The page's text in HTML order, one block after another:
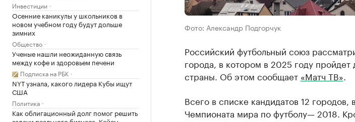
Инвестиции
Осенние каникулы у школьников в
новом учебном году будут дольше
зимних
Общество
Ученые нашли неожиданную связь
между кофе и здоровьем печени
Подписка на РБК
NYT узнала, какого лидера Кубы ищут
США
Политика
Как облигационный долг помог решить
Фото: Александр Подгорчук
Российский футбольный союз
города, в котором в 2025 году
страны. Об этом сообщает «Матч ТВ»
Всего в списке кандидатов 12 городов,
Чемпионата мира по футболу— 2018.